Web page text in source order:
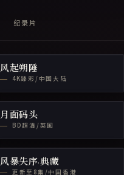
纪录片
风起朔陲
4K臻彩/中国大陆
月面码头
BD超清/英国
风暴失序·典藏
更新至8集/中国香港